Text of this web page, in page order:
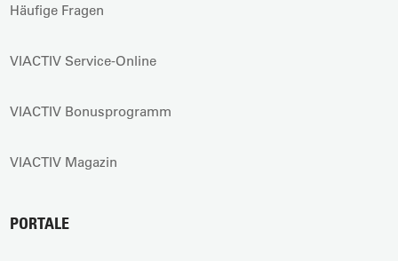
Häufige Fragen
VIACTIV Service-Online
VIACTIV Bonusprogramm
VIACTIV Magazin
PORTALE